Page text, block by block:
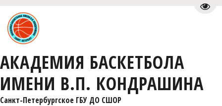
АКАДЕМИЯ БАСКЕТБОЛА
ИМЕНИ В.П. КОНДРАШИНА
Санкт-Петербургское ГБУ ДО СШОР